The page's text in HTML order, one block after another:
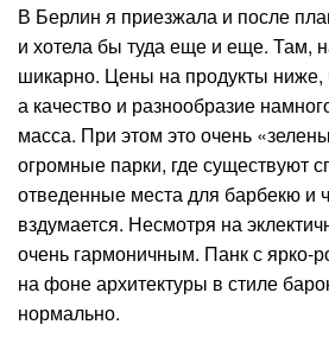
В Берлин я приезжала и после
и хотела бы туда еще и еще. Там,
шикарно. Цены на продукты ниже,
а качество и разнообразие
масса. При этом это очень
огромные парки, где существуют
отведенные места для барбекю и
вздумается. Несмотря на
очень гармоничным. Панк с ярко-
на фоне архитектуры в стиле
нормально.